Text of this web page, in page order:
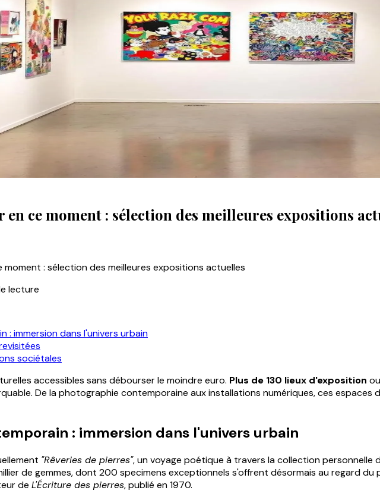
en ce moment : sélection des meilleures expositions
: sélection des meilleures expositions actuelles
lecture
immersion dans l'univers urbain
sociétales
accessibles sans débourser le moindre euro. Plus de 130 lieux d'exposition
De la photographie contemporaine aux installations numériques, ces
: immersion dans l'univers urbain
"Rêveries de pierres", un voyage poétique à travers la collection personnelle
de gemmes, dont 200 specimens exceptionnels s'offrent désormais au regard
de L'Écriture des pierres, publié en 1970.